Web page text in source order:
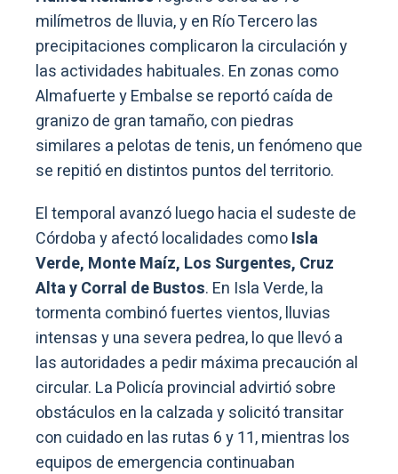
milímetros de lluvia, y en Río Tercero las
precipitaciones complicaron la circulación y
las actividades habituales. En zonas como
Almafuerte y Embalse se reportó caída de
granizo de gran tamaño, con piedras
similares a pelotas de tenis, un fenómeno que
se repitió en distintos puntos del territorio.
El temporal avanzó luego hacia el sudeste de
Córdoba y afectó localidades comoIsla
Verde, Monte Maíz, Los Surgentes, Cruz
Alta y Corral de Bustos. En Isla Verde, la
tormenta combinó fuertes vientos, lluvias
intensas y una severa pedrea, lo que llevó a
las autoridades a pedir máxima precaución al
circular. La Policía provincial advirtió sobre
obstáculos en la calzada y solicitó transitar
con cuidado en las rutas 6 y 11, mientras los
equipos de emergencia continuaban